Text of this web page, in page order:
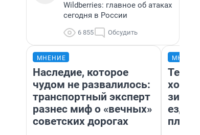
Wildberries: главное об атаках
сегодня в России
6 855 Обсудить
МНЕНИЕ
Наследие, которое
чудом не развалилось:
транспортный эксперт
разнес миф о «вечных»
советских дорогах
ездит